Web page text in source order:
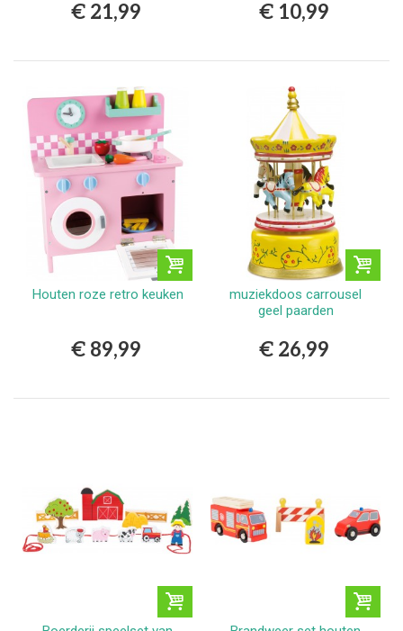
€ 21,99 € 10,99
Houten roze retro keuken
€ 89,99
muziekdoos carrousel
geel paarden
€ 26,99